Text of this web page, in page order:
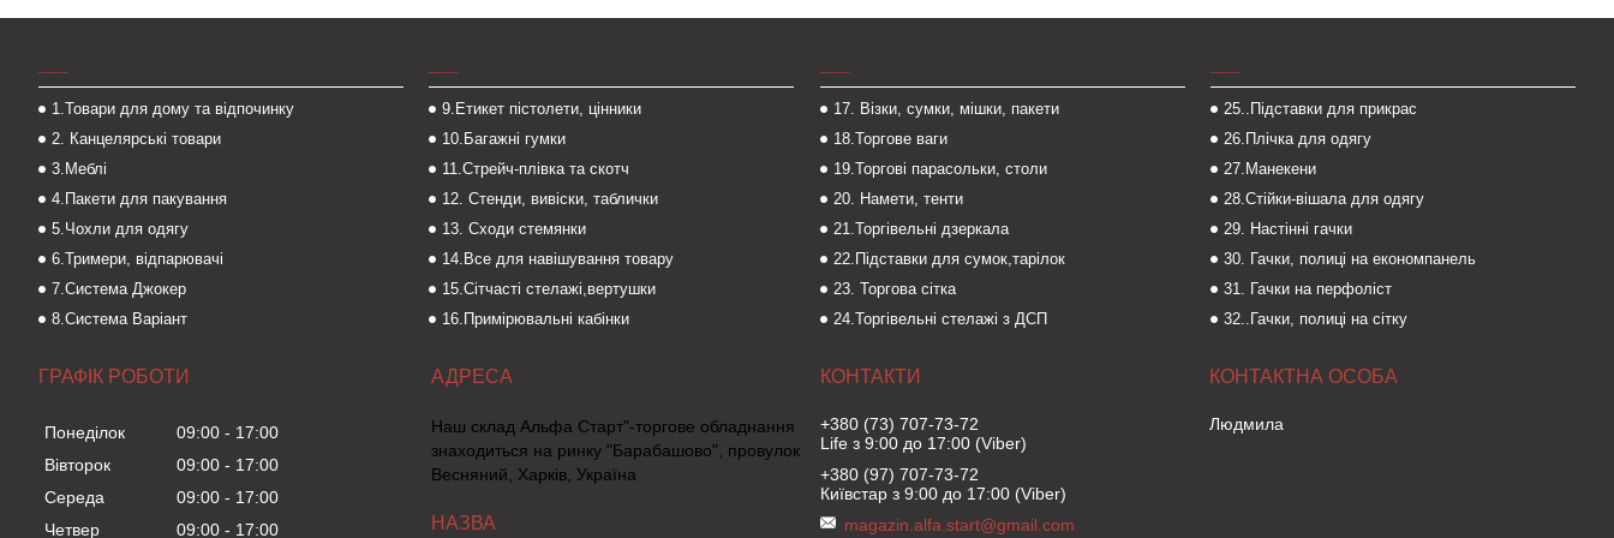
1.Товари для дому та відпочинку
2. Канцелярські товари
3.Меблі
4.Пакети для пакування
5.Чохли для одягу
6.Тримери, відпарювачі
7.Система Джокер
8.Система Варіант
9.Етикет пістолети, цінники
10.Багажні гумки
11.Стрейч-плівка та скотч
12. Стенди, вивіски, таблички
13. Сходи стемянки
14.Все для навішування товару
15.Сітчасті стелажі,вертушки
16.Примірювальні кабінки
17. Візки, сумки, мішки, пакети
18.Торгове ваги
19.Торгові парасольки, столи
20. Намети, тенти
21.Торгівельні дзеркала
22.Підставки для сумок,тарілок
23. Торгова сітка
24.Торгівельні стелажі з ДСП
25..Підставки для прикрас
26.Плічка для одягу
27.Манекени
28.Стійки-вішала для одягу
29. Настінні гачки
30. Гачки, полиці на економпанель
31. Гачки на перфоліст
32..Гачки, полиці на сітку
ГРАФІК РОБОТИ
Понеділок 09:00
17:00
Вівторок
09:00
17:00
Середа
09:00
17:00
Четвер
09:00 17:00
Наш склад Альфа Старт"-торгове обладнання
знаходиться на ринку "Барабашово", провулок
Весняний, Харків, Україна
+380 (73) 707-73-72
Life з 9:00 до 17:00 (Viber)
+380 (97) 707-73-72
Київстар з 9:00 до 17:00 (Viber)
magazin.alfa.start@gmail.com
Людмила